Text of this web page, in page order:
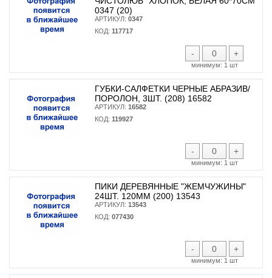
0347 (20)
АРТИКУЛ: 0347
КОД: 117717
- +
минимум: 1 шт
ГУБКИ-САЛФЕТКИ ЧЕРНЫЕ АБРАЗИВ/
ПОРОЛОН, 3ШТ. (208) 16582
АРТИКУЛ: 16582
КОД: 119927
- +
минимум: 1 шт
ПИКИ ДЕРЕВЯННЫЕ "ЖЕМЧУЖИНЫ"
24ШТ. 120ММ (200) 13543
АРТИКУЛ: 13543
КОД: 077430
- +
минимум: 1 шт